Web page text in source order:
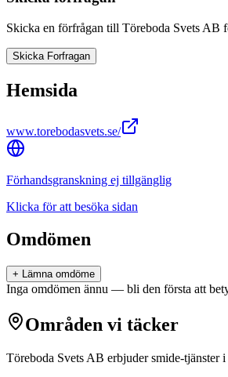
Skicka en förfrågan till Töreboda Svets AB
Skicka Forfragan
Hemsida
www.torebodasvets.se/
Förhandsgranskning ej tillgänglig
Klicka för att besöka sidan
Omdömen
+ Lämna omdöme
Inga omdömen ännu — bli den första att
Områden vi täcker
Töreboda Svets AB erbjudersmide-tjänster